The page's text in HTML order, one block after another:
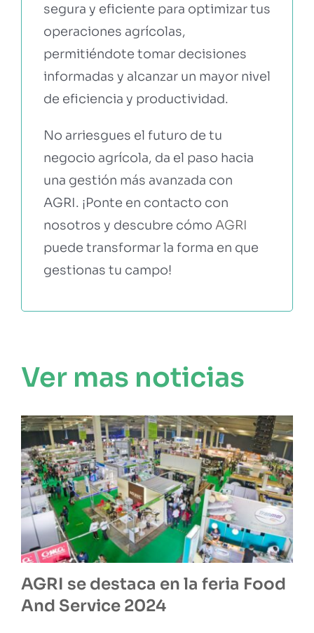
segura y eficiente para optimizar tus
operaciones agrícolas,
permitiéndote tomar decisiones
informadas y alcanzar un mayor nivel
de eficiencia y productividad.
No arriesgues el futuro de tu
negocio agrícola, da el paso hacia
una gestión más avanzada con
AGRI. ¡Ponte en contacto con
nosotros y descubre cómo AGRI
puede transformar la forma en que
gestionas tu campo!
Ver mas noticias
AGRI se destaca en la feria Food
And Service 2024